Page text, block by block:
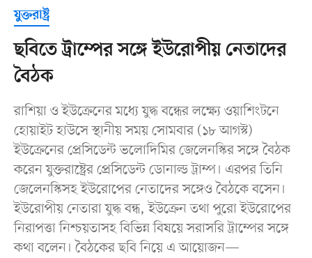
যুক্তরাষ্ট্র
ছবিতে ট্রাম্পের সঙ্গে ইউরোপীয় নেতাদের
বৈঠক
রাশিয়া ও ইউক্রেনের মধ্যে যুদ্ধ বন্ধের লক্ষ্যে ওয়াশিংটনে
হোয়াইট হাউসে স্থানীয় সময় সোমবার (১৮ আগস্ট)
ইউক্রেনের প্রেসিডেন্ট ভলোদিমির জেলেনস্কির সঙ্গে বৈঠক
করেন যুক্তরাষ্ট্রের প্রেসিডেন্ট ডোনাল্ড ট্রাম্প। এরপর তিনি
জেলেনস্কিসহ ইউরোপের নেতাদের সঙ্গেও বৈঠকে বসেন।
ইউরোপীয় নেতারা যুদ্ধ বন্ধ, ইউক্রেন তথা পুরো ইউরোপের
নিরাপত্তা নিশ্চয়তাসহ বিভিন্ন বিষয়ে সরাসরি ট্রাম্পের সঙ্গে
কথা বলেন। বৈঠকের ছবি নিয়ে এ আয়োজন—